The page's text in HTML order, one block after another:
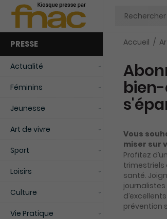
Chercher
PRESSE
Actualité
Féminins
Jeunesse
Art de vivre
Sport
Loisirs
Culture
Vie Pratique
Accueil
Vous
miser sur
Profitez
trimestriels
santé.
prévention